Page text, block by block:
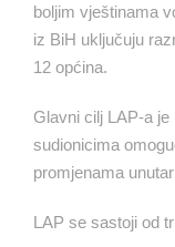
boljim vještinama
iz BiH uključuju
12 općina.
Glavni cilj LAP-a
sudionicima
promjenama
LAP se sastoji od